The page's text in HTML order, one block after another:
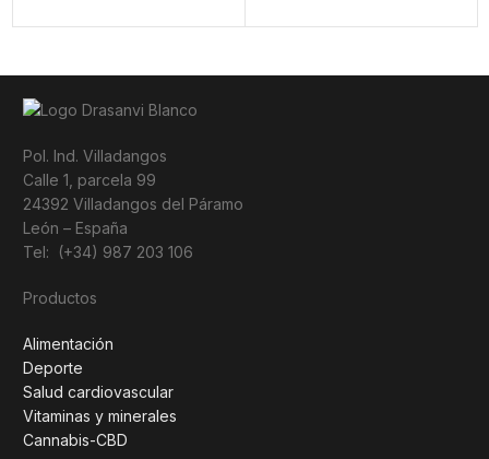
Pol. Ind. Villadangos
Calle 1, parcela 99
24392 Villadangos del Páramo
León – España
Tel: (+34) 987 203 106
Productos
Alimentación
Deporte
Salud cardiovascular
Vitaminas y minerales
Cannabis-CBD